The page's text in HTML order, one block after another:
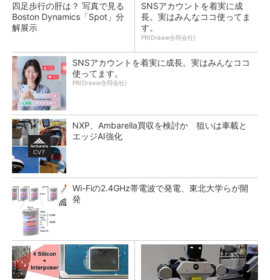
四足歩行の肝は？ 写真で見る
Boston Dynamics「Spot」分
解展示
SNSアカウントを着実に成
長。実はみんなココ使ってま
す。
PR(Dreaw合同会社)
SNSアカウントを着実に成長。実はみんなココ
使ってます。
PR(Dreaw合同会社)
NXP、Ambarella買収を検討か 狙いは車載と
エッジAI強化
Wi-Fiの2.4GHz帯電波で発電、東北大学らが開
発